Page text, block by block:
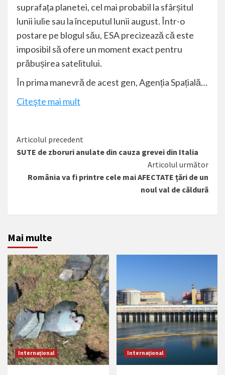
suprafața planetei, cel mai probabil la sfârșitul
lunii iulie sau la începutul lunii august. Într-o
postare pe blogul său, ESA precizează că este
imposibil să ofere un moment exact pentru
prăbușirea satelitului.
În prima manevră de acest gen, Agenția Spațială…
Citeşte mai mult
Citește
mai
mult
Articolul precedent
SUTE de zboruri anulate din cauza grevei din Italia
Articolul următor
România va fi printre cele mai AFECTATE țări de un
noul val de căldură
Mai multe
Internațional Internațional